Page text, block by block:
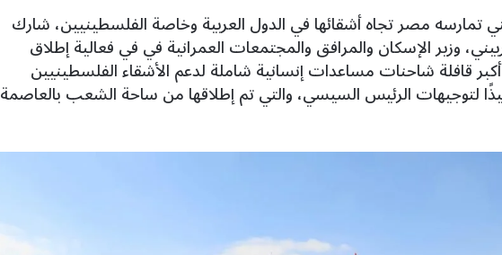
التي تمارسه مصر تجاه أشقائها في الدول العربية وخاصة الفلسطينيين، شارك
وزير الإسكان والمرافق والمجتمعات العمرانية في في فعالية إطلاق
قافلة شاحنات مساعدات إنسانية شاملة لدعم الأشقاء الفلسطينيين
لتوجيهات الرئيس السيسي، والتي تم إطلاقها من ساحة الشعب بالعاصمة